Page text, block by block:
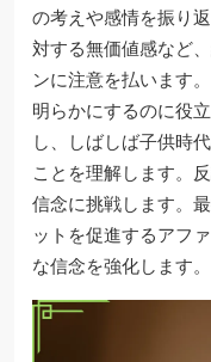
の考えや感情を振り
対する無価値感など
ンに注意を払います
明らかにするのに役
し、しばしば子供時
ことを理解します。
信念に挑戦します。
ットを促進するアフ
な信念を強化します。